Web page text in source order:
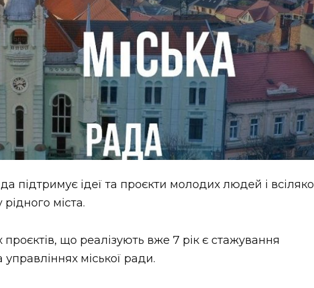
підтримує ідеї та проєкти молодих людей і всіляко
міста.
що реалізують вже 7 рік є стажування
управліннях міської ради.